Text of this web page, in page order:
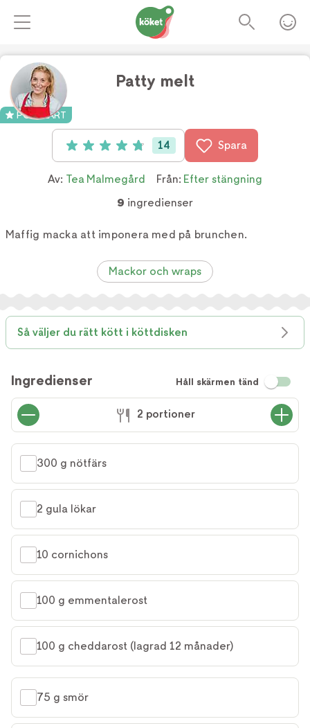
Patty melt
POPULÄRT
Betyg: 4.8 av 5 (14 röster)
14 Spara
Av: Tea Malmegård Från: Efter stängning
9 ingredienser
Maffig macka att imponera med på brunchen.
Mackor och wraps
Så väljer du rätt kött i köttdisken
Ingredienser Håll skärmen tänd
2 portioner
300 g nötfärs
2 gula lökar
10 cornichons
100 g emmentalerost
100 g cheddarost (lagrad 12 månader)
75 g smör